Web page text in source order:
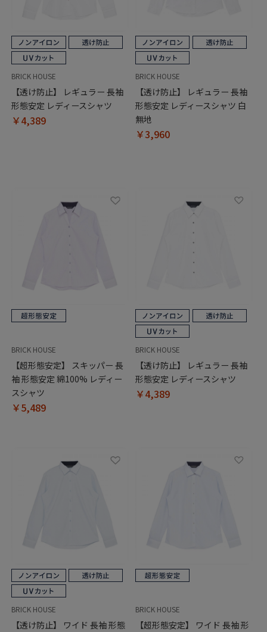
BRICK HOUSE
【透け防止】 レギュラー 長袖
形態安定 レディースシャツ
￥4,389
BRICK HOUSE
【透け防止】 レギュラー 長袖
形態安定 レディースシャツ 白
無地
￥3,960
BRICK HOUSE
【超形態安定】 スキッパー 長
袖 形態安定 綿100% レディー
スシャツ
￥5,489
BRICK HOUSE
【透け防止】 レギュラー 長袖
形態安定 レディースシャツ
￥4,389
BRICK HOUSE
【透け防止】 ワイド 長袖 形態
BRICK HOUSE
【超形態安定】 ワイド 長袖 形